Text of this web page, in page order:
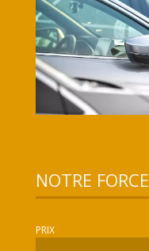
NOTRE FORCE
PRIX